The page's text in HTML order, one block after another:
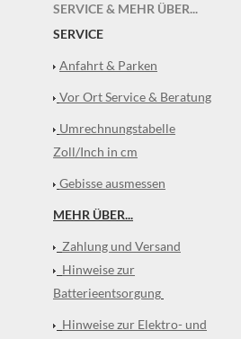
SERVICE & MEHR ÜBER...
SERVICE
Anfahrt & Parken
Vor Ort Service & Beratung
Umrechnungstabelle
Zoll/Inch in cm
Gebisse ausmessen
MEHR ÜBER...
Zahlung und Versand
Hinweise zur
Batterieentsorgung
Hinweise zur Elektro- und